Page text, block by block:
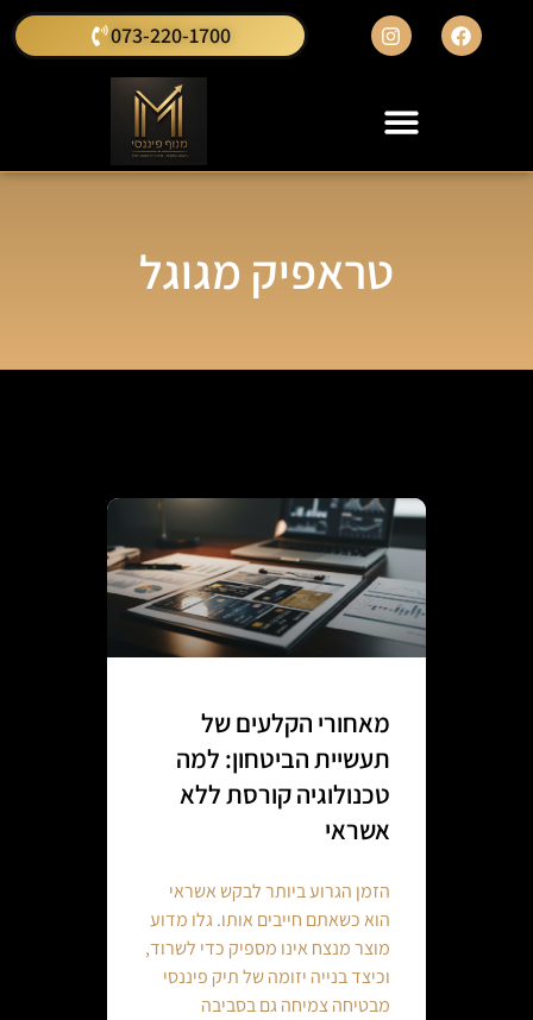
073-220-1700
טראפיק מגוגל
מאחורי הקלעים של
תעשיית הביטחון: למה
טכנולוגיה קורסת ללא
אשראי
הזמן הגרוע ביותר לבקש אשראי
הוא כשאתם חייבים אותו. גלו מדוע
מוצר מנצח אינו מספיק כדי לשרוד,
וכיצד בנייה יזומה של תיק פיננסי
מבטיחה צמיחה גם בסביבה